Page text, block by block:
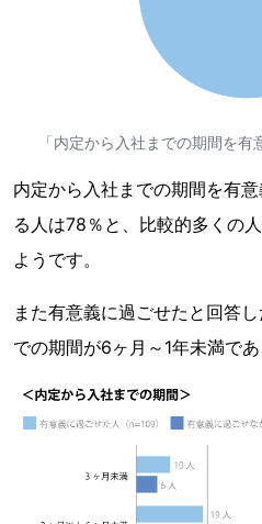
「内定から入社までの期間を
内定から入社までの期間を有
る人は78％と、比較的多くの
ようです。
また有意義に過ごせたと回答
での期間が6ヶ月～1年未満で